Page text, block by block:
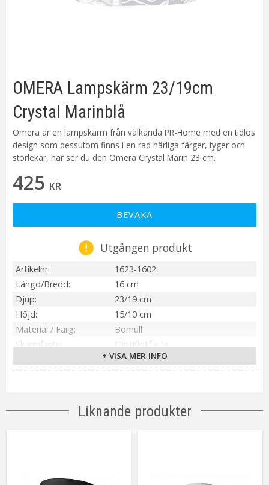
OMERA Lampskärm 23/19cm
Crystal Marinblå
Omera är en lampskärm från välkända PR-Home med en tidlös
design som dessutom finns i en rad härliga färger, tyger och
storlekar, här ser du den Omera Crystal Marin 23 cm.
425 KR
BEVAKA
Utgången produkt
Artikelnr
1623-1602
Längd/Bredd
16 cm
Djup
23/19 cm
Höjd
15/10 cm
Material / Färg
Bomull
Skärmfäste
Clip/Klotfäste
Inomhus
Tillverkare
PR Home
+ VISA MER INFO
Liknande produkter